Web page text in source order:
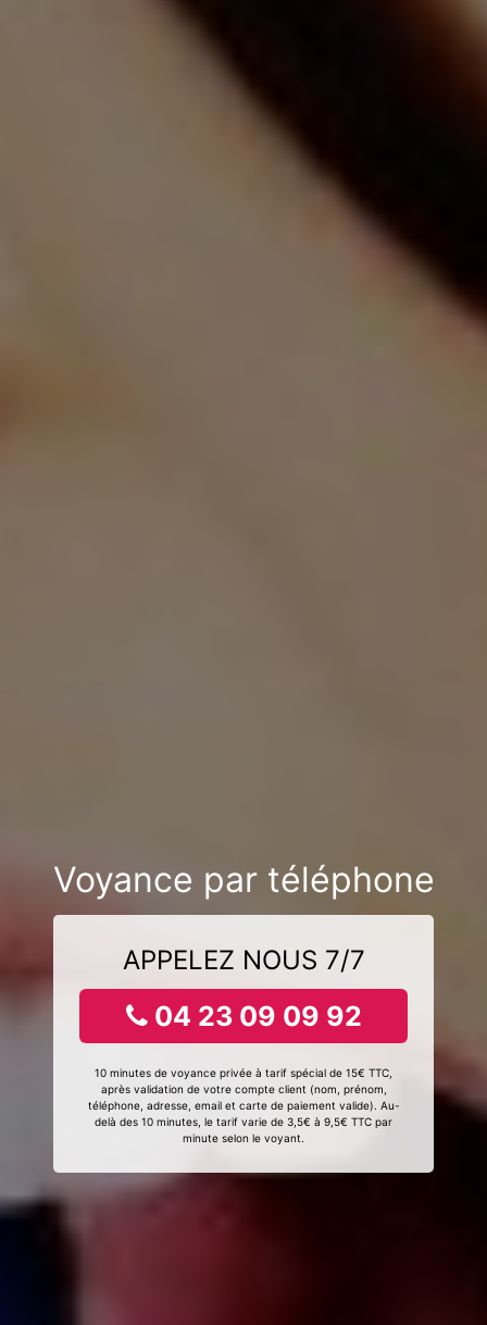
Voyance par téléphone
APPELEZ NOUS 7/7
04 23 09 09 92
10 minutes de voyance privée à tarif spécial de 15€ TTC,
après validation de votre compte client (nom, prénom,
téléphone, adresse, email et carte de paiement valide). Au-
delà des 10 minutes, le tarif varie de 3,5€ à 9,5€ TTC par
minute selon le voyant.